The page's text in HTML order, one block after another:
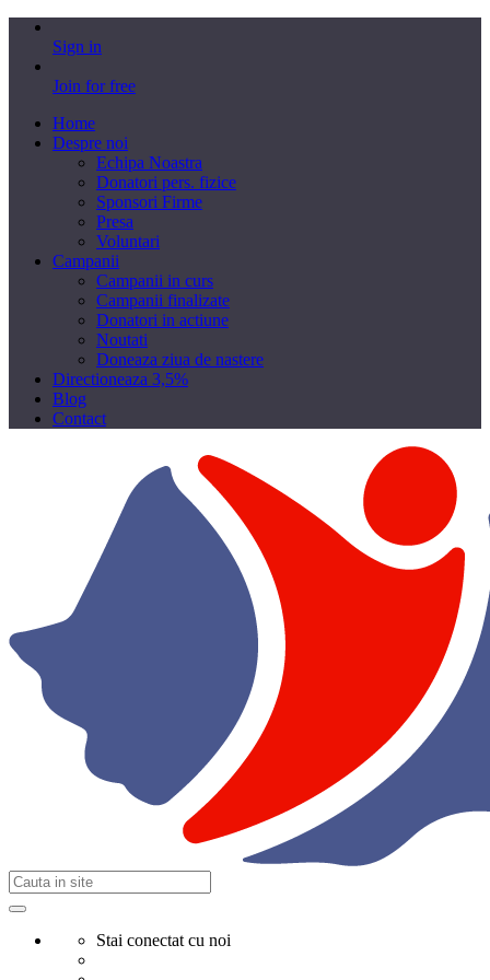
Sign in
Join for free
Home
Despre noi
Echipa Noastra
Donatori pers. fizice
Sponsori Firme
Presa
Voluntari
Campanii
Campanii in curs
Campanii finalizate
Donatori in actiune
Noutati
Doneaza ziua de nastere
Directioneaza 3,5%
Blog
Contact
Stai conectat cu noi